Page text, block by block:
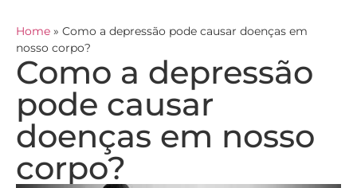
Home » Como a depressão pode causar doenças em
nosso corpo?
Como a depressão
pode causar
doenças em nosso
corpo?